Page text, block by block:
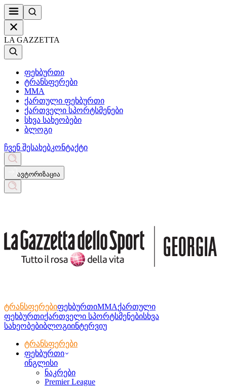
LA GAZZETTA
ფეხბურთი
ტრანსფერები
MMA
ქართული ფეხბურთი
ქართველი სპორტსმენები
სხვა სახეობები
ბლოგი
ჩვენ შესახებკონტაქტი
ავტორიზაცია
ტრანსფერებიფეხბურთიMMAქართული
ფეხბურთიქართველი სპორტსმენებისხვა
სახეობებიბლოგიინტერვიუ
ტრანსფერები
ფეხბურთი
ინგლისი
ნაკრები
Premier League